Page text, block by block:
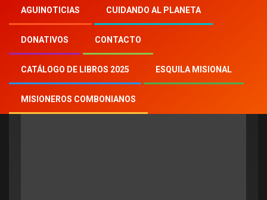
AGUINOTICIAS CUIDANDO AL PLANETA
DONATIVOS CONTACTO
CATÁLOGO DE LIBROS 2025 ESQUILA MISIONAL
MISIONEROS COMBONIANOS
Inicio Aguinoticias Escultismo
Escultismo